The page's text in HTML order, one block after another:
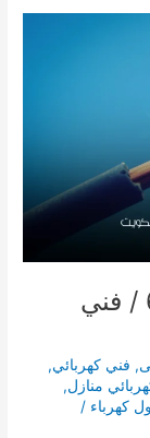
كهربائي الكويت / 66629504 / فني
, فني كهربائي,
منازل,
كهرباء /